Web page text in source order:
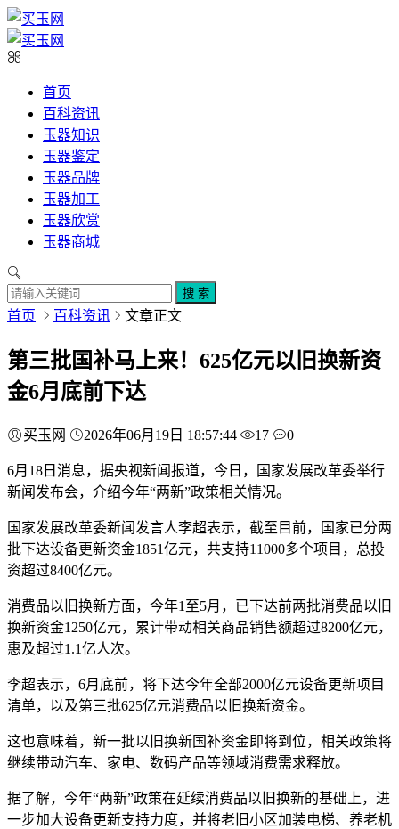
首页
百科资讯
玉器知识
玉器鉴定
玉器品牌
玉器加工
玉器欣赏
玉器商城
搜 索
首页 百科资讯 文章正文
第三批国补马上来！625亿元以旧换新资
金6月底前下达
买玉网 2026年06月19日 18:57:44 17 0
6月18日消息，据央视新闻报道，今日，国家发展改革委举行
新闻发布会，介绍今年“两新”政策相关情况。
国家发展改革委新闻发言人李超表示，截至目前，国家已分两
批下达设备更新资金1851亿元，共支持11000多个项目，总投
资超过8400亿元。
消费品以旧换新方面，今年1至5月，已下达前两批消费品以旧
换新资金1250亿元，累计带动相关商品销售额超过8200亿元，
惠及超过1.1亿人次。
李超表示，6月底前，将下达今年全部2000亿元设备更新项目
清单，以及第三批625亿元消费品以旧换新资金。
这也意味着，新一批以旧换新国补资金即将到位，相关政策将
继续带动汽车、家电、数码产品等领域消费需求释放。
据了解，今年“两新”政策在延续消费品以旧换新的基础上，进
一步加大设备更新支持力度，并将老旧小区加装电梯、养老机